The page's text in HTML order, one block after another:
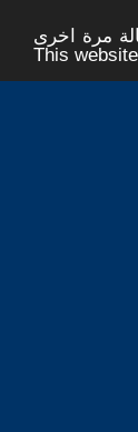
مرة اخرى -
This